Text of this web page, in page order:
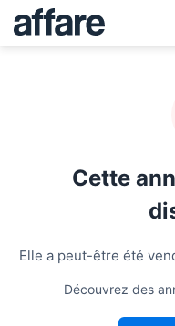
Cette
Elle a peut-être été
Découvrez des